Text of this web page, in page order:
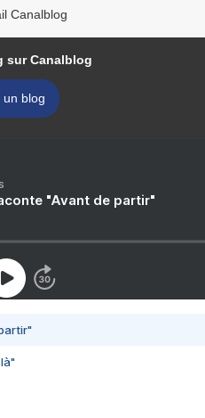
Canalblog
sur Canalblog
un blog
"Avant de partir"